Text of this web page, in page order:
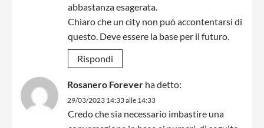
abbastanza esagerata.
Chiaro che un city non può accontentarsi di
questo. Deve essere la base per il futuro.
Rispondi
Rosanero Forever ha detto:
29/03/2023 14:33 alle 14:33
Credo che sia necessario imbastire una